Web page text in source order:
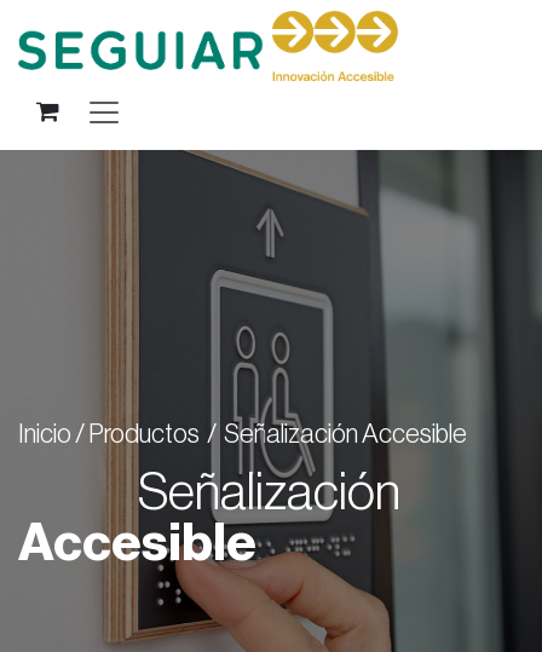
Inicio / Productos / Señalización Accesible
Señalización
Accesible